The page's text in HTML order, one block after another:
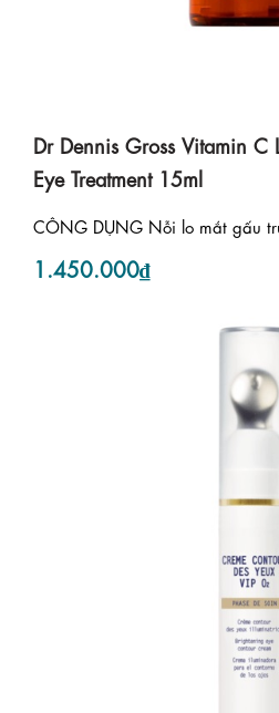
Dr Dennis Gross Vitamin C
Eye Treatment 15ml
CÔNG DỤNG Nỗi lo mắt gấu
1.450.000₫